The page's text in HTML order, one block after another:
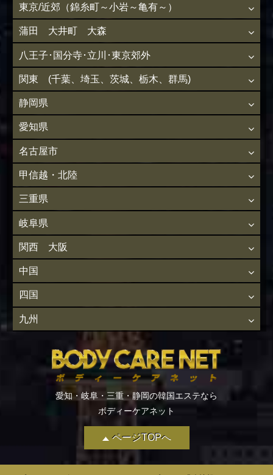
ページTOPへ
東京/近郊（錦糸町～小岩～亀有～）
蒲田 大井町 大森
八王子･国分寺･立川･東京郊外
関東 (千葉、埼玉、茨城、栃木、群馬)
静岡県
愛知県
名古屋市
甲信越・北陸
三重県
岐阜県
関西 大阪
中国
四国
九州
愛知・岐阜・三重・静岡の韓国エステなら
ボディーケアネット